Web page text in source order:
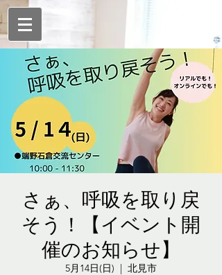
さぁ、呼吸を取り戻
そう！【イベント開
催のお知らせ】
5月14日(日)
  |
北見市